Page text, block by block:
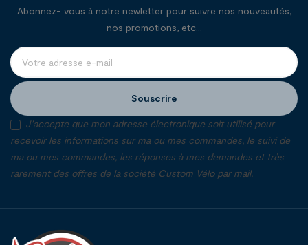
Abonnez- vous à notre newletter pour suivre nos nouveautés,
nos promotions, etc...
Souscrire
J'accepte que mon adresse électronique soit utilisé pour
recevoir les informations sur ma ou mes commandes, le suivi de
ma ou mes commandes, les réponses à mes demandes et très
rarement des offres de la société Custom Vélo par mail.